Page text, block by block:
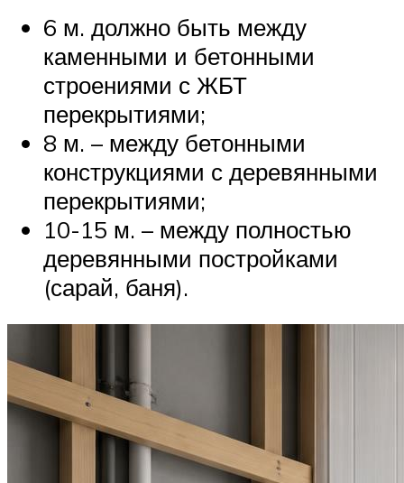
6 м. должно быть между
каменными и бетонными
строениями с ЖБТ
перекрытиями;
8 м. – между бетонными
конструкциями с деревянными
перекрытиями;
10-15 м. – между полностью
деревянными постройками
(сарай, баня).